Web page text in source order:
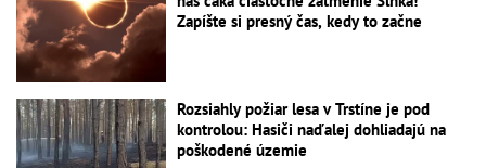
Zapíšte si presný čas, kedy to začne
Rozsiahly požiar lesa v Trstíne je pod
kontrolou: Hasiči naďalej dohliadajú na
poškodené územie